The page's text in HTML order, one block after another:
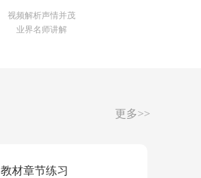
视频解析声情并茂
业界名师讲解
更多>>
教材章节练习